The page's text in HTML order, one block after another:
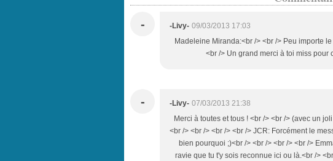
- -Livy- 09/03/2013 17:03
Madeleine Miranda:<br /> <br /> Peu importe
<br /> Un grand merci à toi miss pour
- -Livy- 07/03/2013 21:38
Merci à toutes et tous ! <br /> <br /> (avec un
<br /> <br /> <br /> <br /> JCR: Forcément le
bien pourquoi ;)<br /> <br /> <br /> <br />
ravie que tu t'y sois reconnue ici ou là.<br />